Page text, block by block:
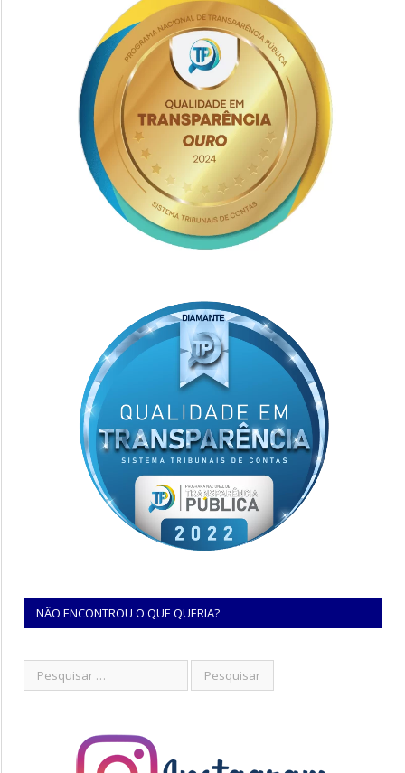
NÃO ENCONTROU O QUE QUERIA?